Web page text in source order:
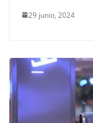
29 junio, 2024